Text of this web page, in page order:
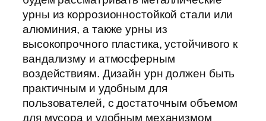
урны из коррозионностойкой стали или
алюминия, а также урны из
высокопрочного пластика, устойчивого к
вандализму и атмосферным
воздействиям. Дизайн урн должен быть
практичным и удобным для
пользователей, с достаточным объемом
для мусора и удобным механизмом